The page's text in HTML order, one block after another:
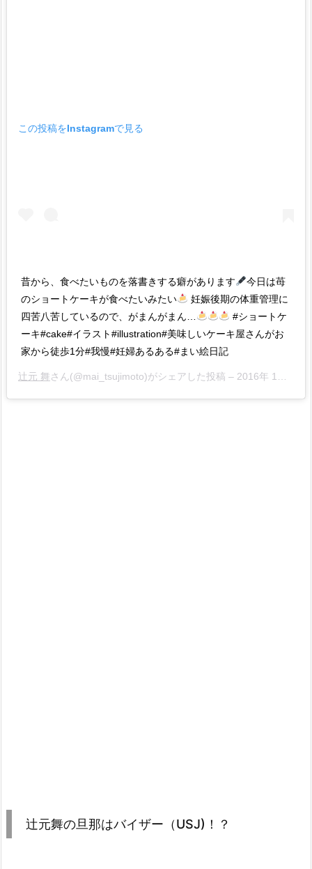
この投稿をInstagramで見る
昔から、食べたいものを落書きする癖があります
今日は苺
のショートケーキが食べたいみたい
妊娠後期の体重管理に
四苦八苦しているので、がまんがまん…
#ショートケ
ーキ#cake#イラスト#illustration#美味しいケーキ屋さんがお
家から徒歩1分#我慢#妊婦あるある#まい絵日記
辻元 舞さん(@mai_tsujimoto)がシェアした投稿 – 2016年 1月月6日午後10時38分PST
辻元舞の旦那はバイザー（USJ)！？